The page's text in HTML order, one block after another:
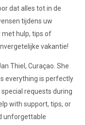
dat alles tot in de
tijdens uw
met hulp, tips of
vakantie!
Thiel, Curaçao. She
everything is perfectly
requests during
with support, tips, or
unforgettable